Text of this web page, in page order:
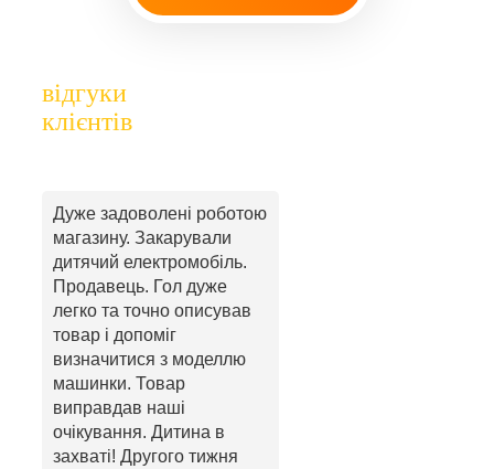
відгуки
клієнтів
Дуже задоволені роботою
магазину. Закарували
дитячий електромобіль.
Продавець. Гол дуже
легко та точно описував
товар і допоміг
визначитися з моделлю
машинки. Товар
виправдав наші
очікування. Дитина в
захваті! Другого тижня